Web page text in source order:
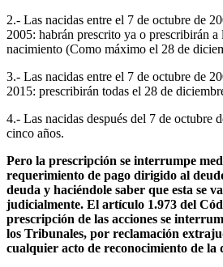
2.- Las nacidas entre el 7 de octubre de
2005: habrán prescrito ya o prescribirán a
nacimiento (Como máximo el 28 de
3.- Las nacidas entre el 7 de octubre de
2015: prescribirán todas el 28 de
4.- Las nacidas después del 7 de octubre
cinco años.
Pero la prescripción se interrumpe
requerimiento de pago dirigido al
deuda y haciéndole saber que esta se
judicialmente. El artículo 1.973 del
prescripción de las acciones se
los Tribunales, por reclamación
cualquier acto de reconocimiento de la